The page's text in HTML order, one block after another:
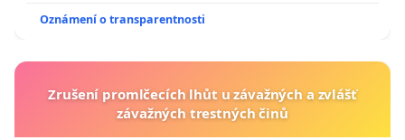
Oznámení o transparentnosti
Zrušení promlčecích lhůt u závažných a zvlášť
závažných trestných činů